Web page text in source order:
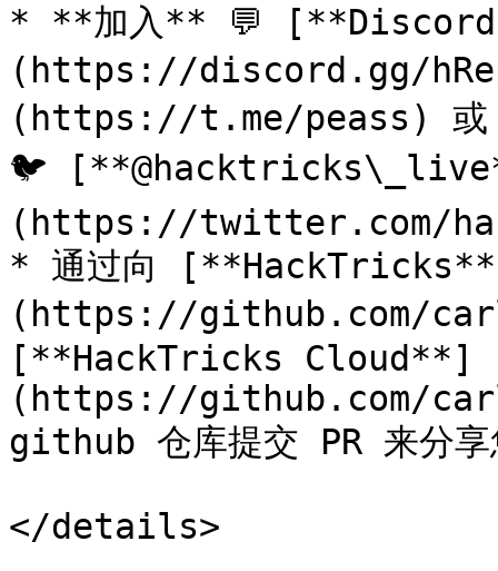
* **加入** 💬
(https://discord.gg/
(https://t.me/peass)
🐦
(https://twitter.com/
* 通过向
(https://github.com/
[**HackTricks Cloud**]
(https://github.com/
github 仓库提交 PR 来分享